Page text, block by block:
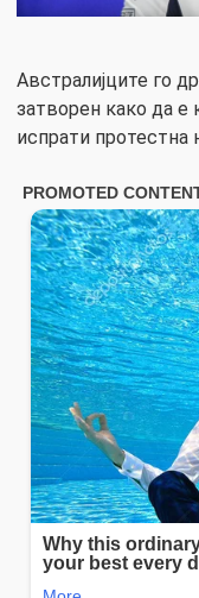
Австралијците го
затворен како да е
испрати протестна